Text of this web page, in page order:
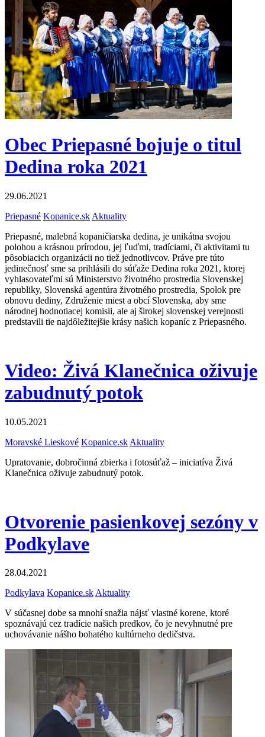
Obec Priepasné bojuje o titul
Dedina roka 2021
29.06.2021
Priepasné Kopanice.sk Aktuality
Priepasné, malebná kopaničiarska dedina, je unikátna svojou
polohou a krásnou prírodou, jej ľuďmi, tradíciami, či aktivitami tu
pôsobiacich organizácii no tiež jednotlivcov. Práve pre túto
jedinečnosť sme sa prihlásili do súťaže Dedina roka 2021, ktorej
vyhlasovateľmi sú Ministerstvo životného prostredia Slovenskej
republiky, Slovenská agentúra životného prostredia, Spolok pre
obnovu dediny, Združenie miest a obcí Slovenska, aby sme
národnej hodnotiacej komisii, ale aj širokej slovenskej verejnosti
predstavili tie najdôležitejšie krásy našich kopaníc z Priepasného.
Video: Živá Klanečnica oživuje
zabudnutý potok
10.05.2021
Moravské Lieskové Kopanice.sk Aktuality
Upratovanie, dobročinná zbierka i fotosúťaž – iniciatíva Živá
Klanečnica oživuje zabudnutý potok.
Otvorenie pasienkovej sezóny v
Podkylave
28.04.2021
Podkylava Kopanice.sk Aktuality
V súčasnej dobe sa mnohí snažia nájsť vlastné korene, ktoré
spoznávajú cez tradície našich predkov, čo je nevyhnutné pre
uchovávanie nášho bohatého kultúrneho dedičstva.